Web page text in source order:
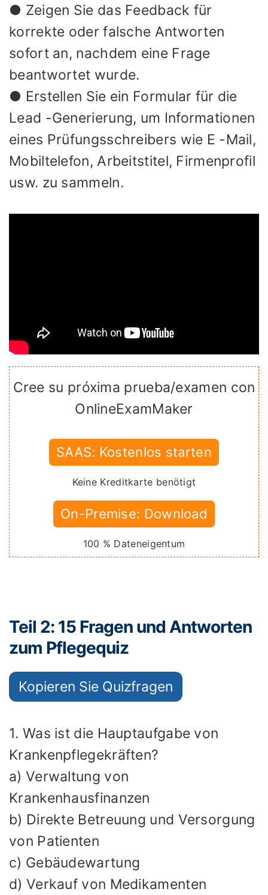
● Zeigen Sie das Feedback für
korrekte oder falsche Antworten
sofort an, nachdem eine Frage
beantwortet wurde.
● Erstellen Sie ein Formular für die
Lead -Generierung, um Informationen
eines Prüfungsschreibers wie E -Mail,
Mobiltelefon, Arbeitstitel, Firmenprofil
usw. zu sammeln.
Cree su próxima prueba/examen con
OnlineExamMaker
SAAS: Kostenlos starten
Keine Kreditkarte benötigt
On-Premise: Download
100 % Dateneigentum
Teil 2: 15 Fragen und Antworten
zum Pflegequiz
Kopieren Sie Quizfragen
1. Was ist die Hauptaufgabe von
Krankenpflegekräften?
a) Verwaltung von
Krankenhausfinanzen
b) Direkte Betreuung und Versorgung
von Patienten
c) Gebäudewartung
d) Verkauf von Medikamenten